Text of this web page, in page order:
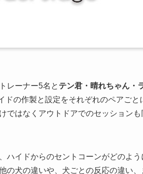
レーナー5名と テン君・ 晴れちゃん・
ドの作製と設定をそれぞれのペアご
ではなくアウトドアでのセッション
ハイドからのセントコーンがどのよ
の犬の違いや、犬ごとの反応の違い